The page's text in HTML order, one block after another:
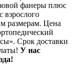
фанеры плюс
взрослого
размерам. Цена
Срок доставки
У нас